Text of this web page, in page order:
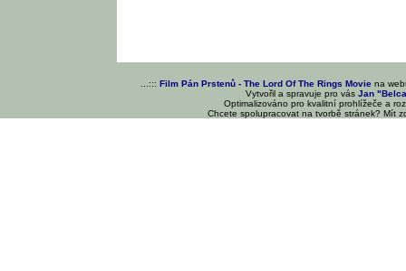
...::: Film Pán Prstenů - The Lord Of The Rings Movie na
Vytvořil a spravuje pro vásJan
Optimalizováno pro kvalitní prohlížeče a
Chcete spolupracovat na tvorbě stránek? Mít